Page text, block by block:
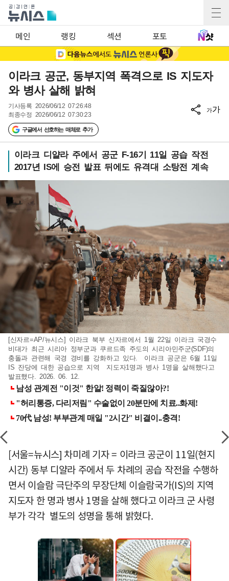
메인 랭킹 섹션 포토
이라크 공군, 동부지역 폭격으로 IS 지도자
와 병사 살해 밝혀
기사등록 2026/06/12 07:26:48
최종수정 2026/06/12 07:30:23
구글에서 선호하는 매체로 추가
가가
이라크 디얄라 주에서 공군 F-16기 11일 공습 작전
2017년 IS에 승전 발표 뒤에도 유격대 소탕전 계속
[신자르=AP/뉴시스] 이라크 북부 신자르에서 1월 22일 이라크 국경수
비대가 최근 시리아 정부군과 쿠르드족 주도의 시리아민주군(SDF)의
충돌과 관련해 국경 경비를 강화하고 있다. 이라크 공군은 6월 11일
IS 잔당에 대한 공습으로 지역 지도자1명과 병사 1명을 살해했다고
발표했다. 2026. 06. 12.
[서울=뉴시스] 차미례 기자 = 이라크 공군이 11일(현지
시간) 동부 디얄라 주에서 두 차례의 공습 작전을 수행하
면서 이슬람 극단주의 무장단체 이슬람국가(IS)의 지역
지도자 한 명과 병사 1명을 살해 했다고 이라크 군 사령
부가 각각 별도의 성명을 통해 밝혔다.